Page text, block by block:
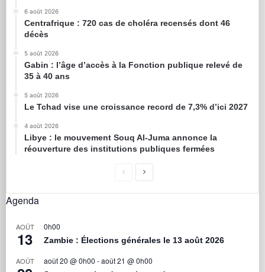
6 août 2026
Centrafrique : 720 cas de choléra recensés dont 46
décès
5 août 2026
Gabin : l’âge d’accès à la Fonction publique relevé de
35 à 40 ans
5 août 2026
Le Tchad vise une croissance record de 7,3% d’ici 2027
4 août 2026
Libye : le mouvement Souq Al-Juma annonce la
réouverture des institutions publiques fermées
Agenda
AOÛT
13
0h00
Zambie : Élections générales le 13 août 2026
AOÛT août 20 @ 0h00 -août 21 @ 0h00